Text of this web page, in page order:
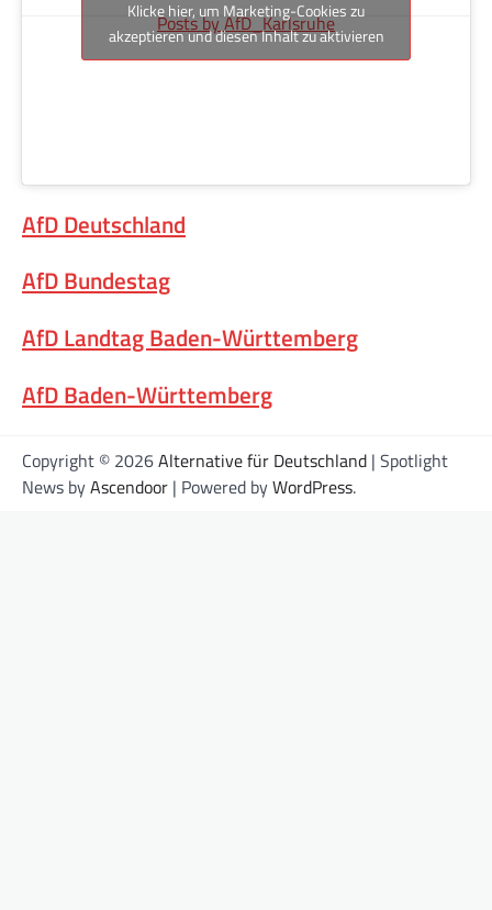
Posts by AfD_Karlsruhe
Klicke hier, um Marketing-Cookies zu
akzeptieren und diesen Inhalt zu aktivieren
AfD Deutschland
AfD Bundestag
AfD Landtag Baden-Württemberg
AfD Baden-Württemberg
Copyright © 2026Alternative für Deutschland | Spotlight
News byAscendoor | Powered byWordPress.